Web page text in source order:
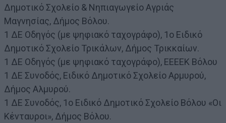
Δημοτικό Σχολείο & Νηπιαγωγείο Αγριάς
Μαγνησίας, Δήμος Βόλου.
1 ΔΕ Οδηγός (με ψηφιακό ταχογράφο), 1ο Ειδικό
Δημοτικό Σχολείο Τρικάλων, Δήμος Τρικκαίων.
1 ΔΕ Οδηγός (με ψηφιακό ταχογράφο), ΕΕΕΕΚ Βόλου
1 ΔΕ Συνοδός, Ειδικό Δημοτικό Σχολείο Αρμυρού,
Δήμος Αλμυρού.
1 ΔΕ Συνοδός, 1ο Ειδικό Δημοτικό Σχολείο Βόλου «Οι
Κένταυροι», Δήμος Βόλου.